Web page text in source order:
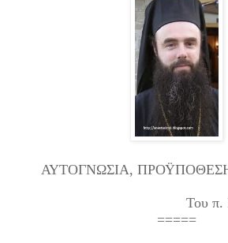
ΑΥΤΟΓΝΩΣΙΑ,
Του π.
=====